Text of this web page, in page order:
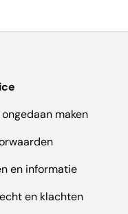
maken
en informatie
en klachten